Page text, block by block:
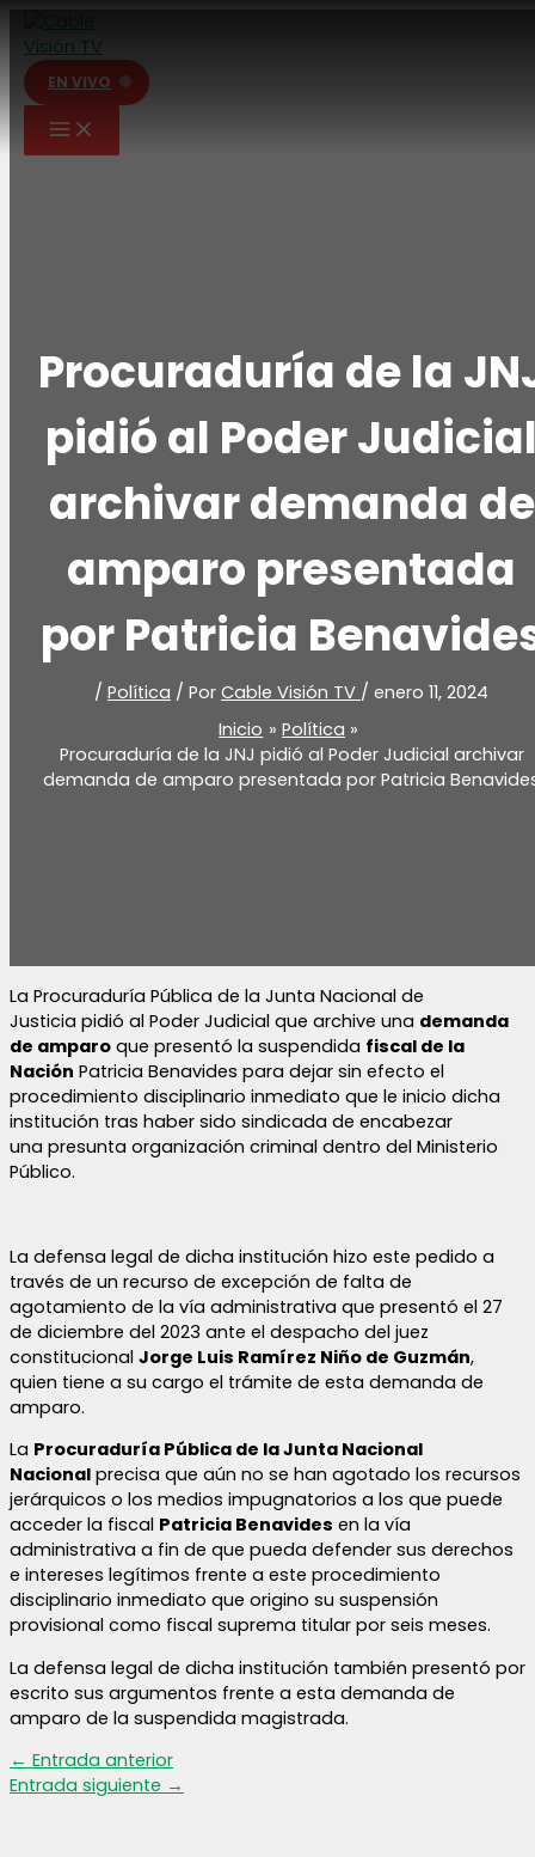
contenido
EN VIVO
Procuraduría de la
pidió al Poder
archivar demanda de
amparo presentada
por Patricia
/ Política / Por Cable Visión TV / enero 11, 2024
Inicio
Política
Procuraduría de la JNJ pidió al Poder Judicial archivar
demanda de amparo presentada por Patricia
La Procuraduría Pública de la Junta Nacional de
Justicia pidió al Poder Judicial que archive una demanda
de amparo que presentó la suspendida fiscal de la
Nación Patricia Benavides para dejar sin efecto el
procedimiento disciplinario inmediato que le inicio dicha
institución tras haber sido sindicada de encabezar
una presunta organización criminal dentro del Ministerio
Público.
La defensa legal de dicha institución hizo este pedido a
través de un recurso de excepción de falta de
agotamiento de la vía administrativa que presentó el 27
de diciembre del 2023 ante el despacho del juez
constitucional Jorge Luis Ramírez Niño de Guzmán,
quien tiene a su cargo el trámite de esta demanda de
amparo.
La Procuraduría Pública de la Junta Nacional
Nacional precisa que aún no se han agotado los recursos
jerárquicos o los medios impugnatorios a los que puede
acceder la fiscal Patricia Benavides en la vía
administrativa a fin de que pueda defender sus derechos
e intereses legítimos frente a este procedimiento
disciplinario inmediato que origino su suspensión
provisional como fiscal suprema titular por seis meses.
La defensa legal de dicha institución también presentó por
escrito sus argumentos frente a esta demanda de
amparo de la suspendida magistrada.
← Entrada anterior
Entrada siguiente →